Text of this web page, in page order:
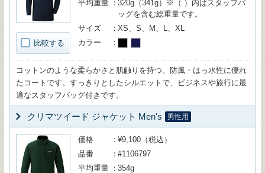
比較する
平均重量
320g（341g）※（ ）内はスタッフバ
ッグを含む総重量です。
サイズ
XS、S、M、L、XL
カラー
コットンのような柔らかさと肌触りを持つ、防風・はっ水性に優れ
たコートです。すっきりとしたシルエットで、ビジネスや旅行に最
適なスタッフバッグ付きです。
クリマツイード ジャケット Men's 男性用
価格
¥9,100（税込）
品番
#1106797
平均重量
354g